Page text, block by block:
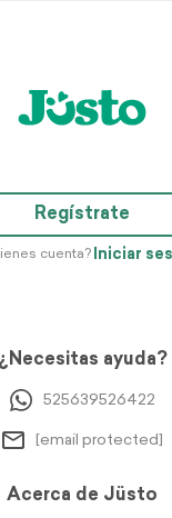
Regístrate
cuenta? Iniciar
¿Necesitas ayuda?
525639526422
[email protected]
Acerca de Jüsto